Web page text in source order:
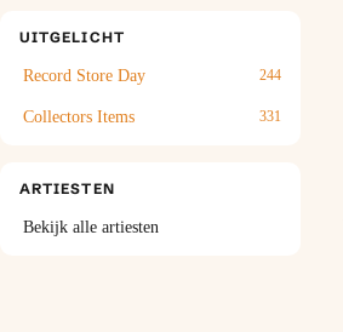
UITGELICHT
Record Store Day 244
Collectors Items 331
ARTIESTEN
Bekijk alle artiesten